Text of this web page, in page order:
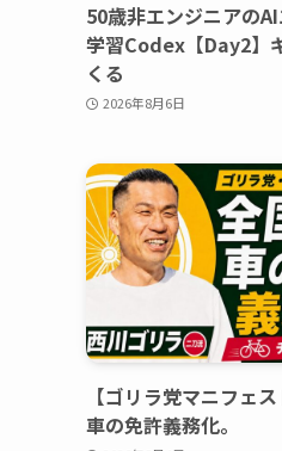
50歳非エンジニアの
学習Codex【Day2】
くる
2026年8月6日
【ゴリラ党マニフェス
車の免許義務化。